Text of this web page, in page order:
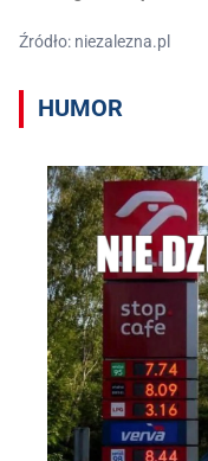
Źródło: niezalezna.pl
HUMOR